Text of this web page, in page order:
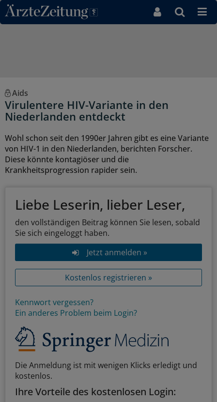
Direkt zum Inhaltsbereich
Aids
Virulentere HIV-Variante in den
Niederlanden entdeckt
Wohl schon seit den 1990er Jahren gibt es eine Variante
von HIV-1 in den Niederlanden, berichten Forscher.
Diese könnte kontagiöser und die
Krankheitsprogression rapider sein.
Liebe Leserin, lieber Leser,
den vollständigen Beitrag können Sie lesen, sobald
Sie sich eingeloggt haben.
Jetzt anmelden »
Kostenlos registrieren »
Kennwort vergessen?
Ein anderes Problem beim Login?
Die Anmeldung ist mit wenigen Klicks erledigt und
kostenlos.
Ihre Vorteile des kostenlosen Login: